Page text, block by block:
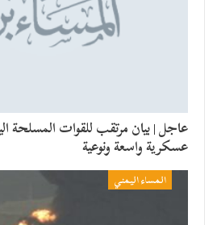
عاجل | بيان مرتقب للقوات المسلحة
عسكرية واسعة ونوعية
المساء اليمني